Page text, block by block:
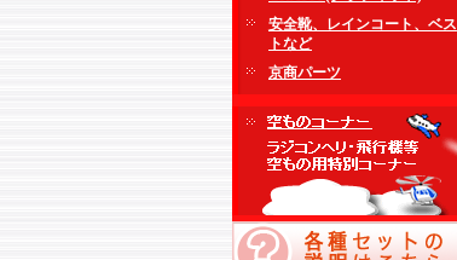
安全靴、レインコート、ベス
トなど
京商パーツ